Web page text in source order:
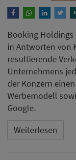
Booking Holdings
in Antworten von
resultierende
Unternehmens
der Konzern
Werbemodell
Google.
Weiterlesen